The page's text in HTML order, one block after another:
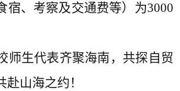
宿、考察及交通费等）为3000
师生代表齐聚海南，共探自贸
山海之约！